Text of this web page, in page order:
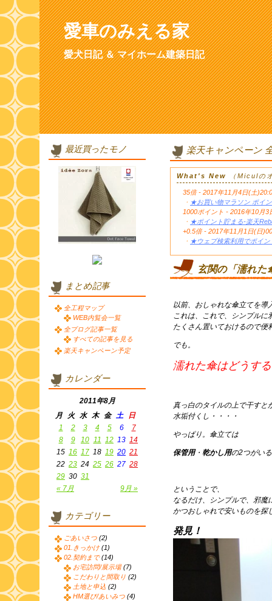
愛車のみえる家
愛犬日記 ＆ マイホーム建築日記
楽天キャンペーン
What's New （Miculの
35倍 - 2017年11月4日(土
・ ★お買い物マラソン ポイ
1000ポイント - 2016年10月
・ ★ポイント貯まる-楽天
+0.5倍 - 2017年11月1日(日
・ ★ウェブ検索利用でポイン
玄関の「濡れた
以前、おしゃれな傘立てを導
これは、これで、シンプルに
たくさん置いておけるので便
でも。
濡れた傘はどうす
真っ白のタイルの上で干すと
水垢付くし・・・・
やっぱり。傘立ては
保管用・ 乾かし用の2つがい
ということで、
なるだけ、シンプルで、邪魔
かつおしゃれで安いものを探
発見！
最近買ったモノ
まとめ記事
全工程マップ
WEB内覧会一覧
全ブログ記事一覧
すべての記事を見る
楽天キャンペーン予定
カレンダー
2011年8月
月
火 水 木 金 土 日
« 7月 9月 »
1 2 3 4 5 6
7
8
9 10 11 12 13 14
15 16 17 18 19 20 21
22 23 24 25 26 27 28
29 30 31
カテゴリー
ごあいさつ (2)
01.きっかけ (1)
02.契約まで(14)
お宅訪問/展示場(7)
こだわりと間取り (2)
土地と申込 (2)
HM選び/あいみつ (4)